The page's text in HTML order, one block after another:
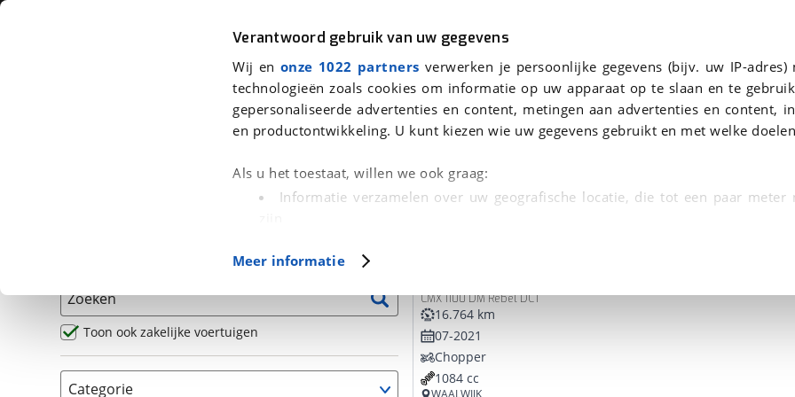
Verantwoord gebruik van uw gegevens
Wij en onze 1022 partners verwerken je persoonlijke gegevens (bijv. uw IP-adres)
technologieën zoals cookies om informatie op uw apparaat op te slaan en te
gepersonaliseerde advertenties en content, metingen aan advertenties en content,
en productontwikkeling. U kunt kiezen wie uw gegevens gebruikt en met welke
Als u het toestaat, willen we ook graag:
Informatie verzamelen over uw geografische locatie, die tot een paar meter
(fingerprinting)
in. U kunt uw toestemming op elk moment wijzigen of
Cookieverklaring.
Met cookies en vergelijkbare technieken zorgen we voor een betere en meer
Functionele cookies zorgen ervoor dat de website goed werkt. Ook gebruiken we
Meer informatie
Auto Fiets Motor
We hebben 15 motoren voor je gevonden
Zoeken
Toon ook zakelijke voertuigen
Categorie
CMX 1100 DM Rebel DCT
16.764 km
07-2021
Chopper
1084 cc
WAALWIJK